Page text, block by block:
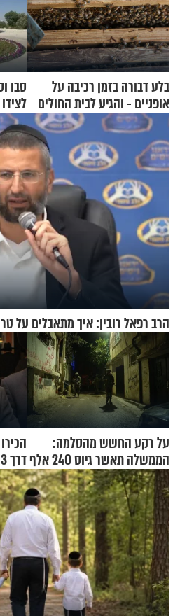
בלע דבורה בזמן רכיבה על
אופניים - והגיע לבית החולים
במצב מסכן חיים
סבו
הרב רפאל רובין: איך מתאבלים על
על רקע החשש מהסלמה:
הממשלה תאשר גיוס 240 אלף
אנשי מילואים
האלה